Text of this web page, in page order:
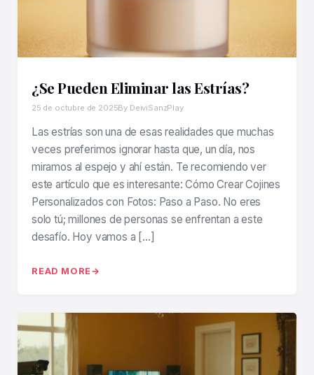
¿Se Pueden Eliminar las Estrías?
25 de octubre de 2025By DeiviSanzPlay
Las estrías son una de esas realidades que muchas
veces preferimos ignorar hasta que, un día, nos
miramos al espejo y ahí están. Te recomiendo ver
este artículo que es interesante: Cómo Crear Cojines
Personalizados con Fotos: Paso a Paso. No eres
solo tú; millones de personas se enfrentan a este
desafío. Hoy vamos a […]
READ MORE